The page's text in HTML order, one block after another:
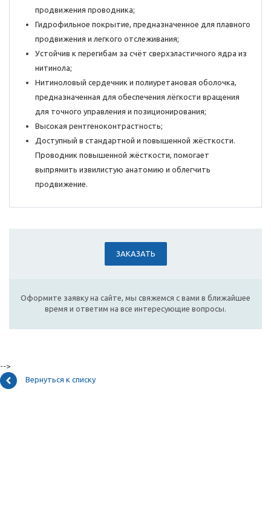
продвижения проводника;
Гидрофильное покрытие, предназначенное для плавного
продвижения и легкого отслеживания;
Устойчив к перегибам за счёт сверхэластичного ядра из
нитинола;
Нитиноловый сердечник и полиуретановая оболочка,
предназначенная для обеспечения лёгкости вращения
для точного управления и позиционирования;
Высокая рентгеноконтрастность;
Доступный в стандартной и повышенной жёсткости.
Проводник повышенной жёсткости, помогает
выпрямить извилистую анатомию и облегчить
продвижение.
ЗАКАЗАТЬ
Оформите заявку на сайте, мы свяжемся с вами в ближайшее
время и ответим на все интересующие вопросы.
-->
Вернуться к списку